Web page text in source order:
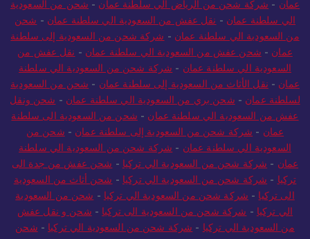
عمان - شركة شحن من الرياض الي سلطنة عمان - شحن من السعودية
الي سلطنة عمان -نقل عفش من السعودية الي سلطنة عمان -شحن
من السعودية الي سلطنة عمان -شركة شحن من السعودية إلى سلطنة
عمان -شحن عفش من السعودية الي سلطنة عمان -نقل عفش من
السعودية الي سلطنة عمان -شركة شحن من السعودية الي سلطنة
عمان -نقل الأثاث من السعودية إلى سلطنة عمان -شحن من السعودية
لسلطنة عمان -شحن بري من السعودية الي سلطنة عمان -شحن ونقل
عفش من السعودية الي سلطنة عمان -شحن من السعودية الى سلطنة
عمان - شركة شحن من السعودية إلى سلطنة عمان -شحن من
السعودية الي سلطنة عمان -شركة شحن من السعودية الي سلطنة
عمان - شركة شحن من السعودية الي تركيا -شحن عفش من جدة الى
تركيا-شركة شحن من السعودية الي تركيا -شحن أثاث من السعودية
الى تركيا- شركة شحن من السعودية الي تركيا-شحن من السعودية
الي تركيا-شركة شحن من السعودية الى تركيا-شحن و نقل عفش
من السعودية الي تركيا-شركة شحن من السعودية الي تركيا-شحن